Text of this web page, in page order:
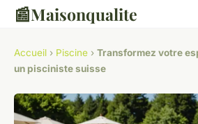
📰Maisonqualite
Accueil › Piscine › Transformez votre
un pisciniste suisse